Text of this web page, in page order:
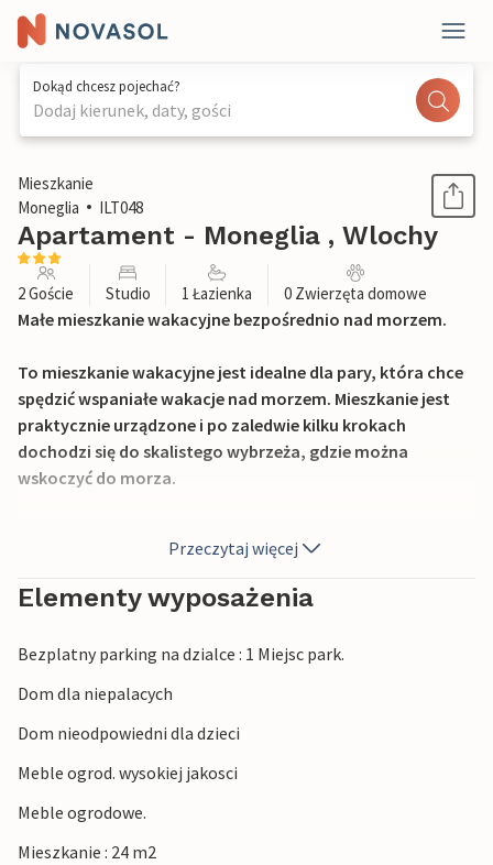
Dokąd chcesz pojechać?
Dodaj kierunek, daty, gości
1 / 25
Mieszkanie
Moneglia
ILT048
Apartament - Moneglia , Wlochy
2 Goście Studio 1 Łazienka 0 Zwierzęta domowe
Małe mieszkanie wakacyjne bezpośrednio nad morzem.
To mieszkanie wakacyjne jest idealne dla pary, która chce
spędzić wspaniałe wakacje nad morzem. Mieszkanie jest
praktycznie urządzone i po zaledwie kilku krokach
dochodzi się do skalistego wybrzeża, gdzie można
wskoczyć do morza.
meblami ogrodowymi, gdzie można rozpocząć dzień od
pysznego śniadania lub zakończyć go wieczorem przy
lampce wina.
W okolicy znajdziesz wiele możliwości aktywności. Poznaj
okolicę po oznaczonych szlakach pieszych i rowerach
okolicy. Ten dom wakacyjny położony jest w pobliżu
miejscowości Moneglia.
Przeczytaj więcej
Elementy wyposażenia
Bezplatny parking na dzialce : 1 Miejsc park.
Dom dla niepalacych
Dom nieodpowiedni dla dzieci
Meble ogrod. wysokiej jakosci
Meble ogrodowe.
Mieszkanie : 24 m2